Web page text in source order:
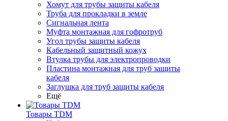
Хомут для трубы защиты кабеля
Труба для прокладки в земле
Сигнальная лента
Муфта монтажная для гофротруб
Угол трубы защиты кабеля
Кабельный защитный кожух
Втулка трубы для электропроводки
Пластина монтажная для труб защиты
кабеля
Заглушка для труб защиты кабеля
Ещё
Товары TDM